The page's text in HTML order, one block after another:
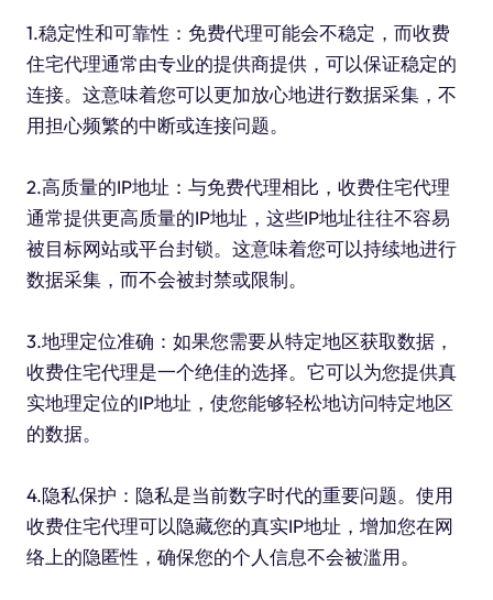
1.稳定性和可靠性：免费代理可能会不稳定，而收费
住宅代理通常由专业的提供商提供，可以保证稳定的
连接。这意味着您可以更加放心地进行数据采集，不
用担心频繁的中断或连接问题。
2.高质量的IP地址：与免费代理相比，收费住宅代理
通常提供更高质量的IP地址，这些IP地址往往不容易
被目标网站或平台封锁。这意味着您可以持续地进行
数据采集，而不会被封禁或限制。
3.地理定位准确：如果您需要从特定地区获取数据，
收费住宅代理是一个绝佳的选择。它可以为您提供真
实地理定位的IP地址，使您能够轻松地访问特定地区
的数据。
4.隐私保护：隐私是当前数字时代的重要问题。使用
收费住宅代理可以隐藏您的真实IP地址，增加您在网
络上的隐匿性，确保您的个人信息不会被滥用。